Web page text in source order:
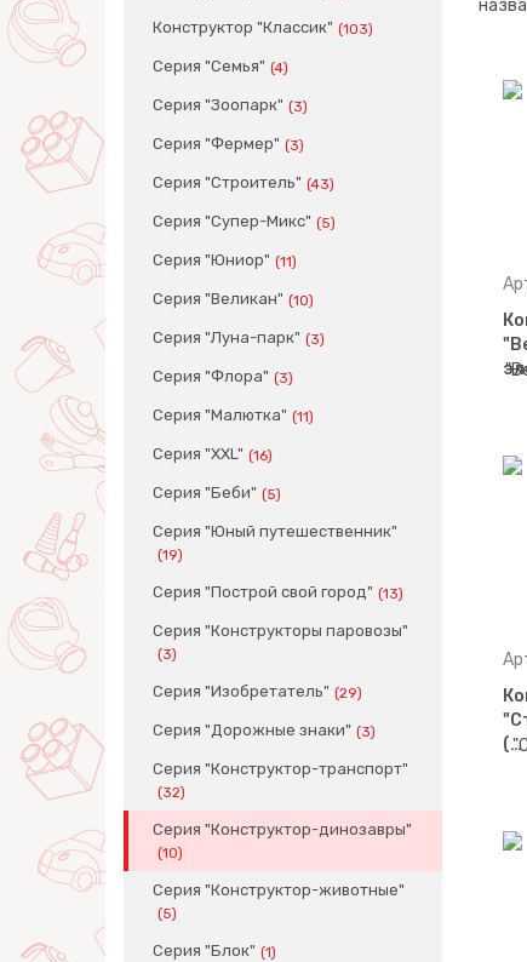
Конструктор "Классик" (103)
Серия "Семья" (4)
Серия "Зоопарк" (3)
Серия "Фермер" (3)
Серия "Строитель" (43)
Серия "Супер-Микс" (5)
Серия "Юниор" (11)
Серия "Великан" (10)
Серия "Луна-парк" (3)
Серия "Флора" (3)
Серия "Малютка" (11)
Серия "XXL" (16)
Серия "Беби" (5)
Серия "Юный путешественник"
(19)
Серия "Построй свой город" (13)
Серия "Конструкторы паровозы"
(3)
Серия "Изобретатель" (29)
Серия "Дорожные знаки" (3)
Серия "Конструктор-транспорт"
(32)
Серия "Конструктор-динозавры"
(10)
Серия "Конструктор-животные"
(5)
Серия "Блок" (1)
(…